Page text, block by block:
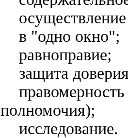
в "одно окно";
равноправие;
защита
полномочия);
исследование.